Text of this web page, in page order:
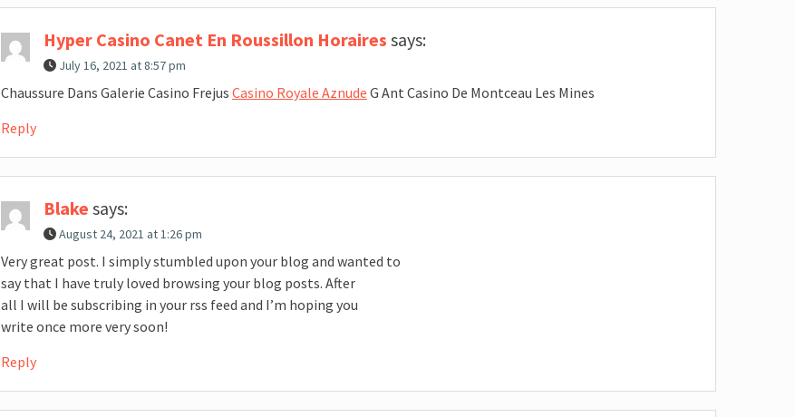
Hyper Casino Canet En Roussillon Horaires says:
July 16, 2021 at 8:57 pm
Chaussure Dans Galerie Casino Frejus Casino Royale Aznude G Ant Casino De Montceau Les Mines
Reply
Blake says:
August 24, 2021 at 1:26 pm
Very great post. I simply stumbled upon your blog and wanted to
say that I have truly loved browsing your blog posts. After
all I will be subscribing in your rss feed and I’m hoping you
write once more very soon!
Reply